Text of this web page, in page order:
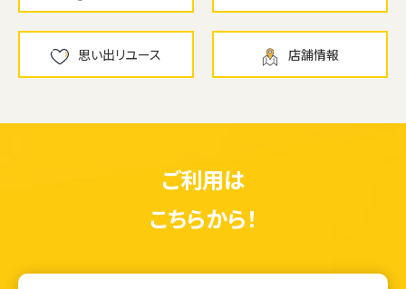
思い出リユース 店舗情報
ご利用は
こちらから！